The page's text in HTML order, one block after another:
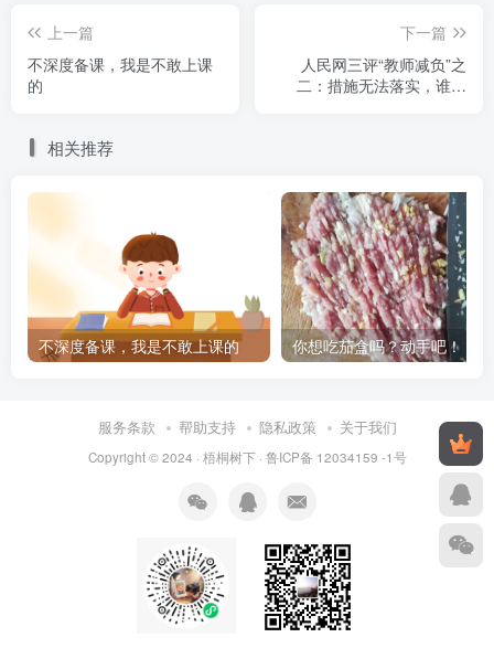
上一篇
不深度备课，我是不敢上课
的
下一篇
人民网三评“教师减负”之
二：措施无法落实，谁之
相关推荐
不深度备课，我是不敢上课的 你想吃茄盒吗？动手吧！
服务条款 帮助支持 隐私政策 关于我们
Copyright © 2024 · 梧桐树下· 鲁ICP备 12034159 -1号